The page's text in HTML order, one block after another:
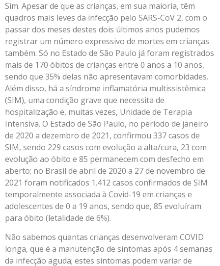
Sim. Apesar de que as crianças, em sua maioria, têm
quadros mais leves da infecção pelo SARS-CoV 2, com o
passar dos meses destes dois últimos anos pudemos
registrar um número expressivo de mortes em crianças
também. Só no Estado de São Paulo já foram registrados
mais de 170 óbitos de crianças entre 0 anos a 10 anos,
sendo que 35% delas não apresentavam comorbidades.
Além disso, há a síndrome inflamatória multissistêmica
(SIM), uma condição grave que necessita de
hospitalização e, muitas vezes, Unidade de Terapia
Intensiva. O Estado de São Paulo, no período de janeiro
de 2020 a dezembro de 2021, confirmou 337 casos de
SIM, sendo 229 casos com evolução a alta/cura, 23 com
evolução ao óbito e 85 permanecem com desfecho em
aberto; no Brasil de abril de 2020 a 27 de novembro de
2021 foram notificados 1.412 casos confirmados de SIM
temporalmente associada à Covid-19 em crianças e
adolescentes de 0 a 19 anos, sendo que, 85 evoluíram
para óbito (letalidade de 6%).
Não sabemos quantas crianças desenvolveram COVID
longa, que é a manutenção de sintomas após 4 semanas
da infecção aguda; estes sintomas podem variar de